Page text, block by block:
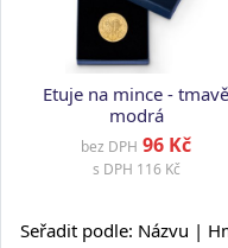
Etuje na mince - tmavě
modrá
bez DPH 96 Kč
s DPH 116 Kč
Seřadit podle: Názvu |